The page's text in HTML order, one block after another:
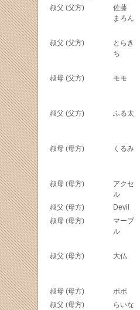
叔父 (父方)
佐藤
まろん
叔父 (父方)
とらき
ち
叔母 (父方) モモ
叔父 (父方) ふる太
叔母 (母方) くるみ
叔母 (母方)
アクセ
ル
叔父 (母方) Devil
叔母 (母方)
マーブ
ル
叔父 (母方) 大仏
叔母 (母方) ポポ
叔父 (母方)
らいな